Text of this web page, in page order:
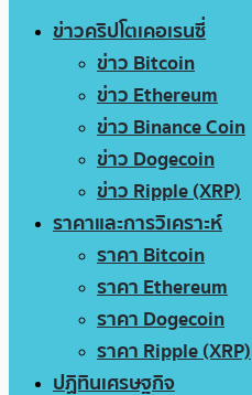
ข่าวคริปโตเคอเรนซี่
ข่าว Bitcoin
ข่าว Ethereum
ข่าว Binance Coin
ข่าว Dogecoin
ข่าว Ripple (XRP)
ราคาและการวิเคราะห์
ราคา Bitcoin
ราคา Ethereum
ราคา Dogecoin
ราคา Ripple (XRP)
ปฏิทินเศรษฐกิจ